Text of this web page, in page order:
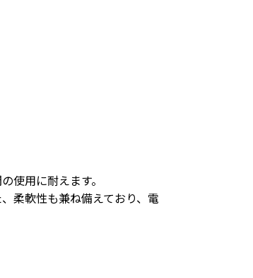
使用に耐えます。
柔軟性も兼ね備えており、電